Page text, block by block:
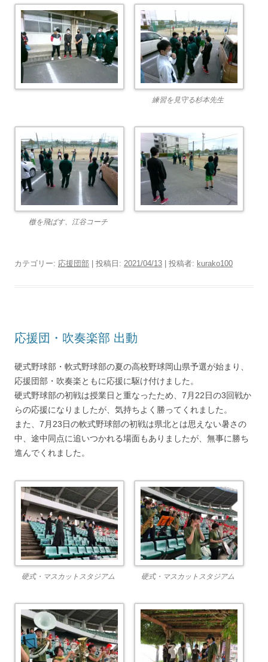
練習を見守る杉本先生
檄を飛ばす、江谷コーチ
カテゴリー: 応援団部 | 投稿日: 2021/04/13 投稿者: kurako100
応援団・吹奏楽部 出動
硬式野球部・軟式野球部の夏の高校野球岡山県予選が始まり、
応援団部・吹奏楽ともに応援に駆け付けました。
硬式野球部の初戦は授業日と重なったため、7月22日の3回戦か
らの応援になりましたが、気持ちよく勝ってくれました。
また、7月23日の軟式野球部の初戦は県北とは思えない暑さの
中、途中同点に追いつかれる場面もありましたが、無事に勝ち
進んでくれました。
硬式・マスカットスタジアム 硬式・マスカットスタジアム